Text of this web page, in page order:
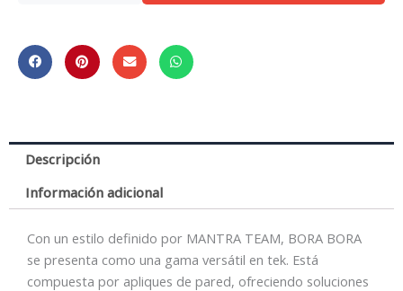
Led
Redondo
16W
2700K
cantidad
Descripción
Información adicional
Con un estilo definido por MANTRA TEAM, BORA BORA
se presenta como una gama versátil en tek. Está
compuesta por apliques de pared, ofreciendo soluciones